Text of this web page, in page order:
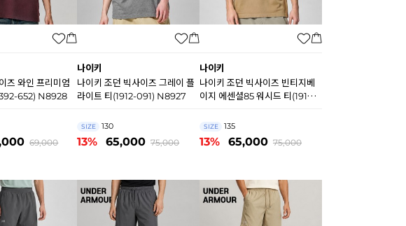
즈 와인 프리미엄
652) N8928
69,000
나이키
나이키 조던 빅사이즈 그레이 플
라이트 티(1912-091) N8927
SIZE 130
13% 65,000 75,000
나이키
나이키 조던 빅사이즈 빈티지베
이지 에센셜85 워시드 티(1914-
SIZE 135
13% 65,000 75,000